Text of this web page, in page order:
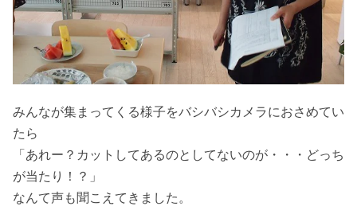
みんなが集まってくる様子をバシバシカメラにおさめてい
たら
「あれー？カットしてあるのとしてないのが・・・どっち
が当たり！？」
なんて声も聞こえてきました。